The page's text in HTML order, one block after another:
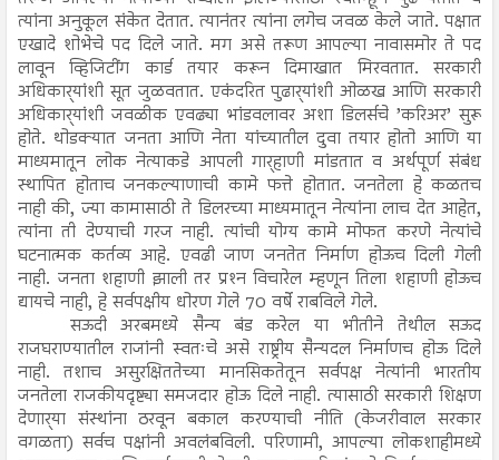
त्यांना अनुकूल संकेत देतात. त्यानंतर त्यांना लगेच जवळ केले जाते. पक्षात
एखादे शोभेचे पद दिले जाते. मग असे तरूण आपल्या नावासमोर ते पद
लावून व्हिजिटींग कार्ड तयार करून दिमाखात मिरवतात. सरकारी
अधिकार्‍यांशी सूत जुळवतात. एकंदरित पुढार्‍यांशी ओळख आणि सरकारी
अधिकार्‍यांशी जवळीक एवढ्या भांडवलावर अशा डिलर्सचे ’करिअर’ सुरू
होते. थोडक्यात जनता आणि नेता यांच्यातील दुवा तयार होतो आणि या
माध्यमातून लोक नेत्याकडे आपली गार्‍हाणी मांडतात व अर्थपूर्ण संबंध
स्थापित होताच जनकल्याणाची कामे फत्ते होतात. जनतेला हे कळतच
नाही की, ज्या कामासाठी ते डिलरच्या माध्यमातून नेत्यांना लाच देत आहेत,
त्यांना ती देण्याची गरज नाही. त्यांची योग्य कामे मोफत करणे नेत्यांचे
घटनात्मक कर्तव्य आहे. एवढी जाण जनतेत निर्माण होऊच दिली गेली
नाही. जनता शहाणी झाली तर प्रश्‍न विचारेल म्हणून तिला शहाणी होऊच
द्यायचे नाही, हे सर्वपक्षीय धोरण गेले 70 वर्षे राबविले गेले.
सऊदी अरबमध्ये सैन्य बंड करेल या भीतीने तेथील सऊद
राजघराण्यातील राजांनी स्वतःचे असे राष्ट्रीय सैन्यदल निर्माणच होऊ दिले
नाही. तशाच असुरक्षिततेच्या मानसिकतेतून सर्वपक्ष नेत्यांनी भारतीय
जनतेला राजकीयदृष्ट्या समजदार होऊ दिले नाही. त्यासाठी सरकारी शिक्षण
देणार्‍या संस्थांना ठरवून बकाल करण्याची नीति (केजरीवाल सरकार
वगळता) सर्वच पक्षांनी अवलंबविली. परिणामी, आपल्या लोकशाहीमध्ये